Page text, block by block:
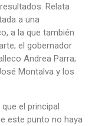
Relata
a una
a la que también
el gobernador
Andrea Parra;
Montalva y los
el principal
este punto no haya